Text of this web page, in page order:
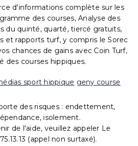
d'informations complète sur les
des courses, Analyse des
du quinté, quarté, tiercé gratuits,
et rapports turf, y compris le Sorec
chances de gains avec Coin Turf,
des courses hippiques.
sport hippique geny course
des risques : endettement,
isolement.
de l'aide, veuillez appeler Le
(appel non surtaxé).